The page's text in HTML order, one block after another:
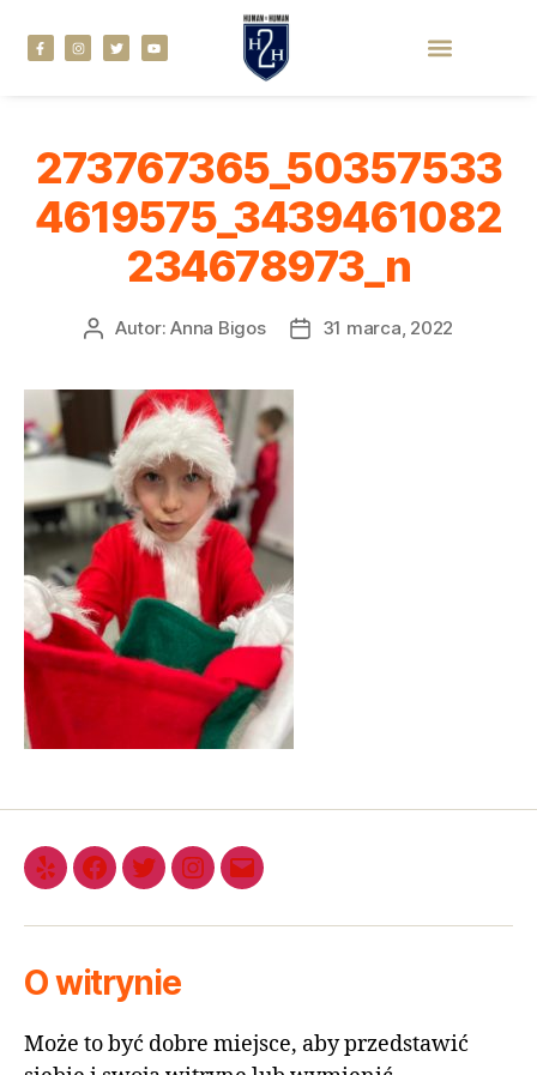
273767365_50357533
4619575_3439461082
234678973_n
Autor:Anna Bigos 31 marca, 2022
O witrynie
Może to być dobre miejsce, aby przedstawić